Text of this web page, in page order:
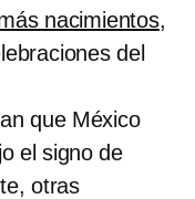
nacimientos,
del
que México
el signo de
otras